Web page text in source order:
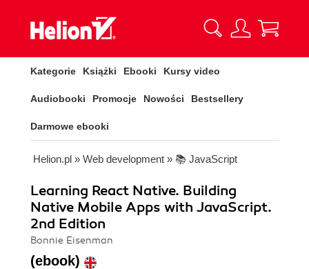
Kategorie Książki Ebooki Kursy video
Audiobooki Promocje Nowości Bestsellery
Darmowe ebooki
Helion.pl » Web development » 📚 JavaScript
Learning React Native. Building
Native Mobile Apps with JavaScript.
2nd Edition
Bonnie Eisenman
(ebook)